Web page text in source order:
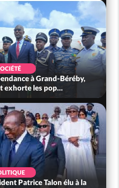
à Grand-Béréby,
exhorte les pop...
Patrice Talon élu à la